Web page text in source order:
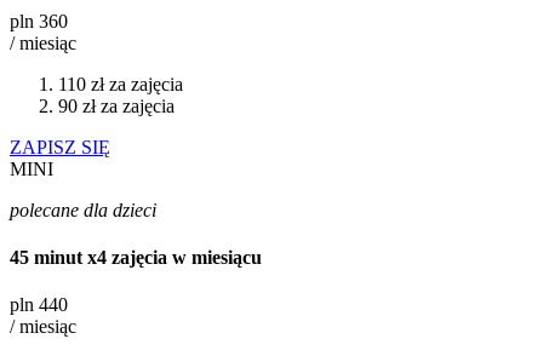
pln 360
/ miesiąc
110 zł za zajęcia
90 zł za zajęcia
ZAPISZ SIĘ
MINI
polecane dla dzieci
45 minut x4 zajęcia w miesiącu
pln 440
/ miesiąc